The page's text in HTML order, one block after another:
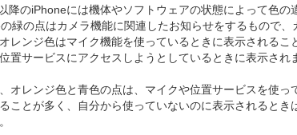
降のiPhoneには機体やソフトウェアの状態によって色の
緑の点はカメラ機能に関連したお知らせをするもので、
レンジ色はマイク機能を使っているときに表示される
置サービスにアクセスしようとしているときに表示され
オレンジ色と青色の点は、マイクや位置サービスを使
ことが多く、自分から使っていないのに表示されるとき